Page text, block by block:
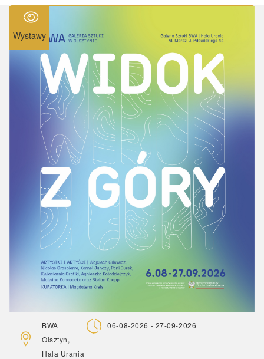
Wystawy
BWA
Olsztyn,
Hala Urania
06-08-2026 - 27-09-2026